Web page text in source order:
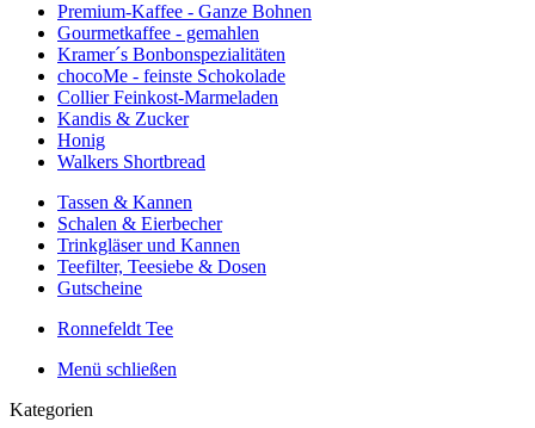
Premium-Kaffee - Ganze Bohnen
Gourmetkaffee - gemahlen
Kramer´s Bonbonspezialitäten
chocoMe - feinste Schokolade
Collier Feinkost-Marmeladen
Kandis & Zucker
Honig
Walkers Shortbread
Tassen & Kannen
Schalen & Eierbecher
Trinkgläser und Kannen
Teefilter, Teesiebe & Dosen
Gutscheine
Ronnefeldt Tee
Menü schließen
Kategorien